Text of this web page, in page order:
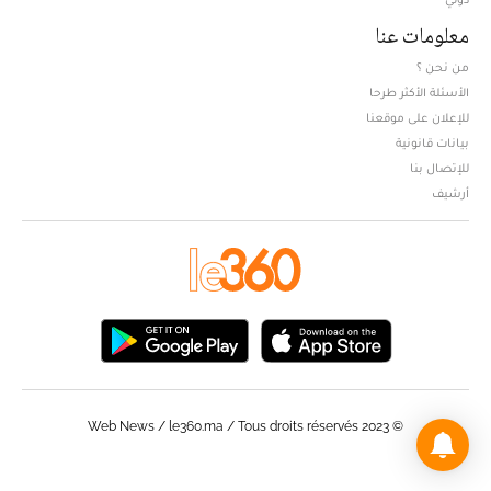
معلومات عنا
من نحن ؟
الأسئلة الأكثر طرحا
للإعلان على موقعنا
بيانات قانونية
للإتصال بنا
أرشيف
© Web News / le360.ma / Tous droits réservés 2023